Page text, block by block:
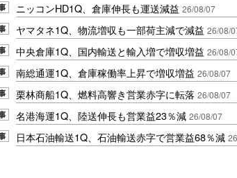
ニッコンHD1Q、倉庫伸長も運送減益 26/08/07
ヤマタネ1Q、物流増収も一部荷主減で減益 26/08/
中央倉庫1Q、国内輸送と輸入増で増収増益 26/08/
南総通運1Q、倉庫稼働率上昇で増収増益 26/08/07
栗林商船1Q、燃料高響き営業赤字に転落 26/08/07
名港海運1Q、陸送伸長も営業益23％減 26/08/07
日本石油輸送1Q、石油輸送赤字で営業益68％減